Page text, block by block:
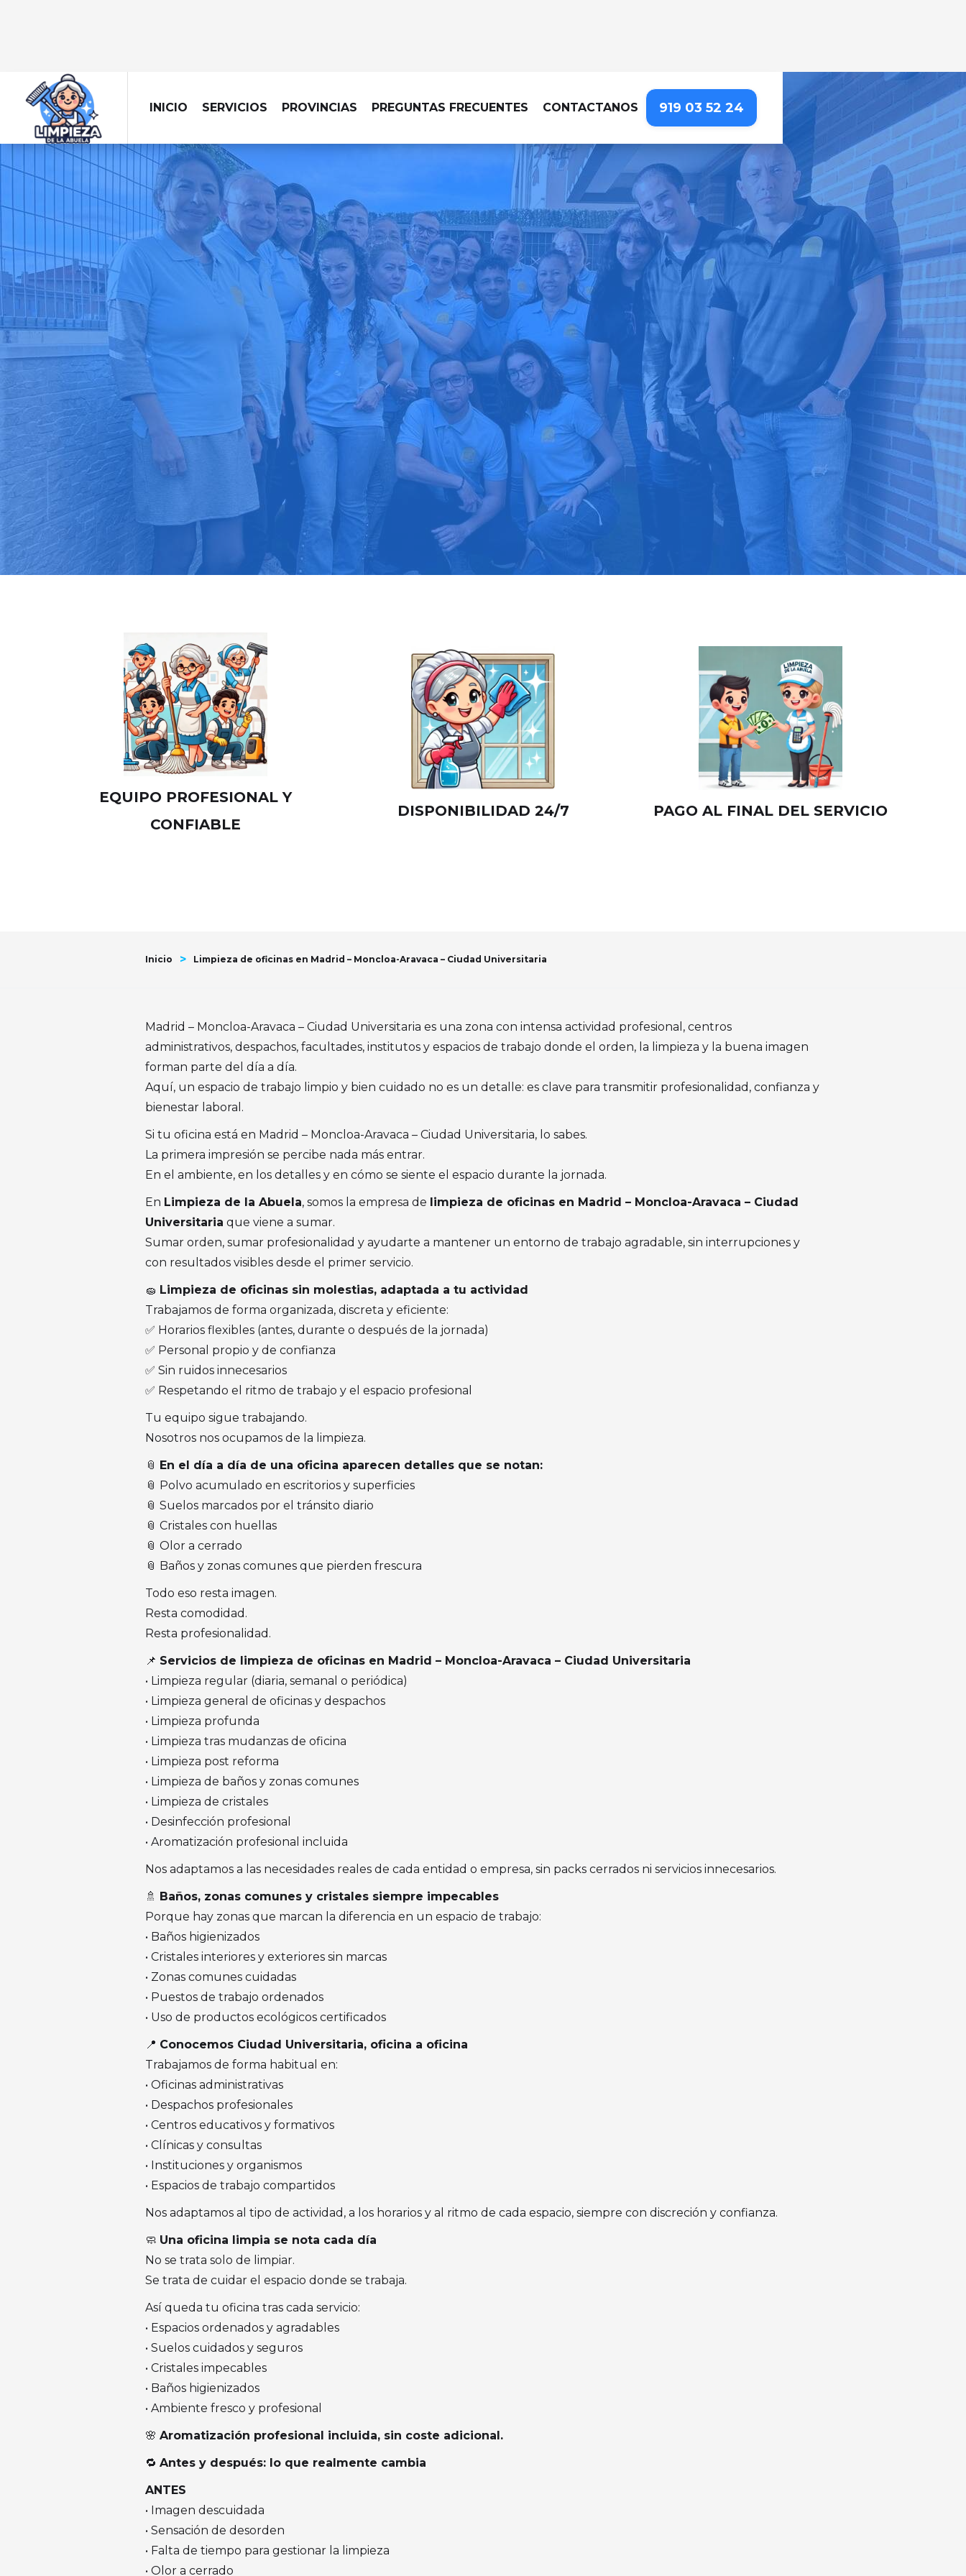
INICIO SERVICIOS PROVINCIAS PREGUNTAS FRECUENTES CONTACTANOS 919 03 52 24
LIMPIEZA DE OFICINAS EN MADRID – MONCLOA-ARAVACA – CIUDAD UNIVERSITARIA
Trabajar en una oficina impecable hace la diferencia. Nosotros lo
hacemos posible
Pide tu presupuesto gratis
Llama hoy: 919 03 52 24
Más de 1000 clientes confían en nosotros ⭐⭐⭐⭐⭐
EQUIPO PROFESIONAL Y
CONFIABLE
DISPONIBILIDAD 24/7 PAGO AL FINAL DEL SERVICIO
Inicio > Limpieza de oficinas en Madrid – Moncloa-Aravaca – Ciudad Universitaria
Madrid – Moncloa-Aravaca – Ciudad Universitaria es una zona con intensa actividad profesional, centros
administrativos, despachos, facultades, institutos y espacios de trabajo donde el orden, la limpieza y la buena imagen
forman parte del día a día.
Aquí, un espacio de trabajo limpio y bien cuidado no es un detalle: es clave para transmitir profesionalidad, confianza y
bienestar laboral.
Si tu oficina está en Madrid – Moncloa-Aravaca – Ciudad Universitaria, lo sabes.
La primera impresión se percibe nada más entrar.
En el ambiente, en los detalles y en cómo se siente el espacio durante la jornada.
En Limpieza de la Abuela, somos la empresa de limpieza de oficinas en Madrid – Moncloa-Aravaca – Ciudad
Universitaria que viene a sumar.
Sumar orden, sumar profesionalidad y ayudarte a mantener un entorno de trabajo agradable, sin interrupciones y
con resultados visibles desde el primer servicio.
🧽 Limpieza de oficinas sin molestias, adaptada a tu actividad
Trabajamos de forma organizada, discreta y eficiente:
✅ Horarios flexibles (antes, durante o después de la jornada)
✅ Personal propio y de confianza
✅ Sin ruidos innecesarios
✅ Respetando el ritmo de trabajo y el espacio profesional
Tu equipo sigue trabajando.
Nosotros nos ocupamos de la limpieza.
📎 En el día a día de una oficina aparecen detalles que se notan:
📎 Polvo acumulado en escritorios y superficies
📎 Suelos marcados por el tránsito diario
📎 Cristales con huellas
📎 Olor a cerrado
📎 Baños y zonas comunes que pierden frescura
Todo eso resta imagen.
Resta comodidad.
Resta profesionalidad.
📌 Servicios de limpieza de oficinas en Madrid – Moncloa-Aravaca – Ciudad Universitaria
• Limpieza regular (diaria, semanal o periódica)
• Limpieza general de oficinas y despachos
• Limpieza profunda
• Limpieza tras mudanzas de oficina
• Limpieza post reforma
• Limpieza de baños y zonas comunes
• Limpieza de cristales
• Desinfección profesional
• Aromatización profesional incluida
Nos adaptamos a las necesidades reales de cada entidad o empresa, sin packs cerrados ni servicios innecesarios.
🚿 Baños, zonas comunes y cristales siempre impecables
Porque hay zonas que marcan la diferencia en un espacio de trabajo:
• Baños higienizados
• Cristales interiores y exteriores sin marcas
• Zonas comunes cuidadas
• Puestos de trabajo ordenados
• Uso de productos ecológicos certificados
📍 Conocemos Ciudad Universitaria, oficina a oficina
Trabajamos de forma habitual en:
• Oficinas administrativas
• Despachos profesionales
• Centros educativos y formativos
• Clínicas y consultas
• Instituciones y organismos
• Espacios de trabajo compartidos
Nos adaptamos al tipo de actividad, a los horarios y al ritmo de cada espacio, siempre con discreción y confianza.
🧼 Una oficina limpia se nota cada día
No se trata solo de limpiar.
Se trata de cuidar el espacio donde se trabaja.
Así queda tu oficina tras cada servicio:
• Espacios ordenados y agradables
• Suelos cuidados y seguros
• Cristales impecables
• Baños higienizados
• Ambiente fresco y profesional
🌸 Aromatización profesional incluida, sin coste adicional.
🔁 Antes y después: lo que realmente cambia
ANTES
• Imagen descuidada
• Sensación de desorden
• Falta de tiempo para gestionar la limpieza
• Olor a cerrado